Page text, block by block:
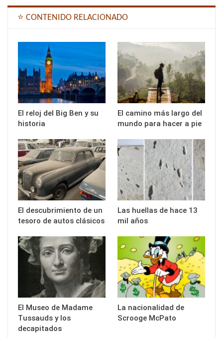
⭐ CONTENIDO RELACIONADO
El reloj del Big Ben y su
historia
El camino más largo del
mundo para hacer a pie
El descubrimiento de un
tesoro de autos clásicos
Las huellas de hace 13
mil años
El Museo de Madame
Tussauds y los
decapitados
La nacionalidad de
Scrooge McPato